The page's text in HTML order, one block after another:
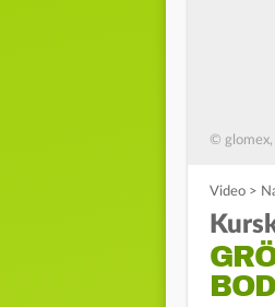
©
Video >